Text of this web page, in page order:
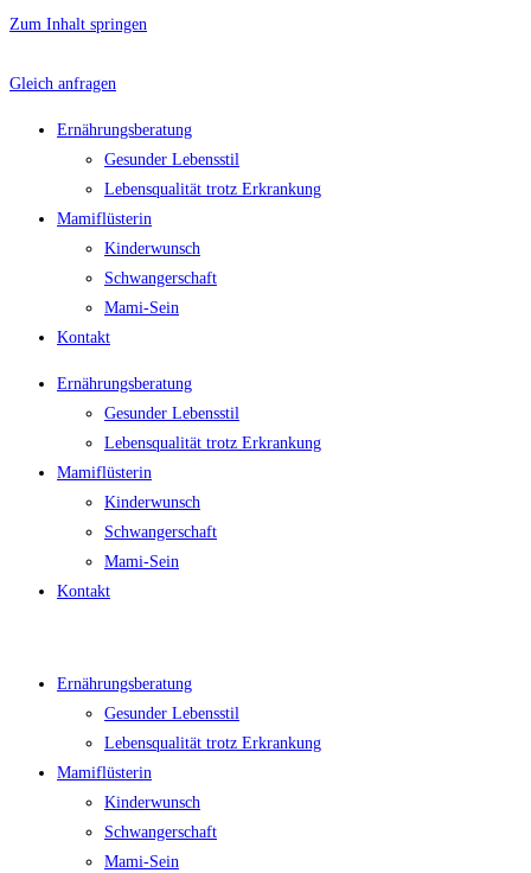
Zum Inhalt springen
Gleich anfragen
Ernährungsberatung
Gesunder Lebensstil
Lebensqualität trotz Erkrankung
Mamiflüsterin
Kinderwunsch
Schwangerschaft
Mami-Sein
Kontakt
Ernährungsberatung
Gesunder Lebensstil
Lebensqualität trotz Erkrankung
Mamiflüsterin
Kinderwunsch
Schwangerschaft
Mami-Sein
Kontakt
Ernährungsberatung
Gesunder Lebensstil
Lebensqualität trotz Erkrankung
Mamiflüsterin
Kinderwunsch
Schwangerschaft
Mami-Sein